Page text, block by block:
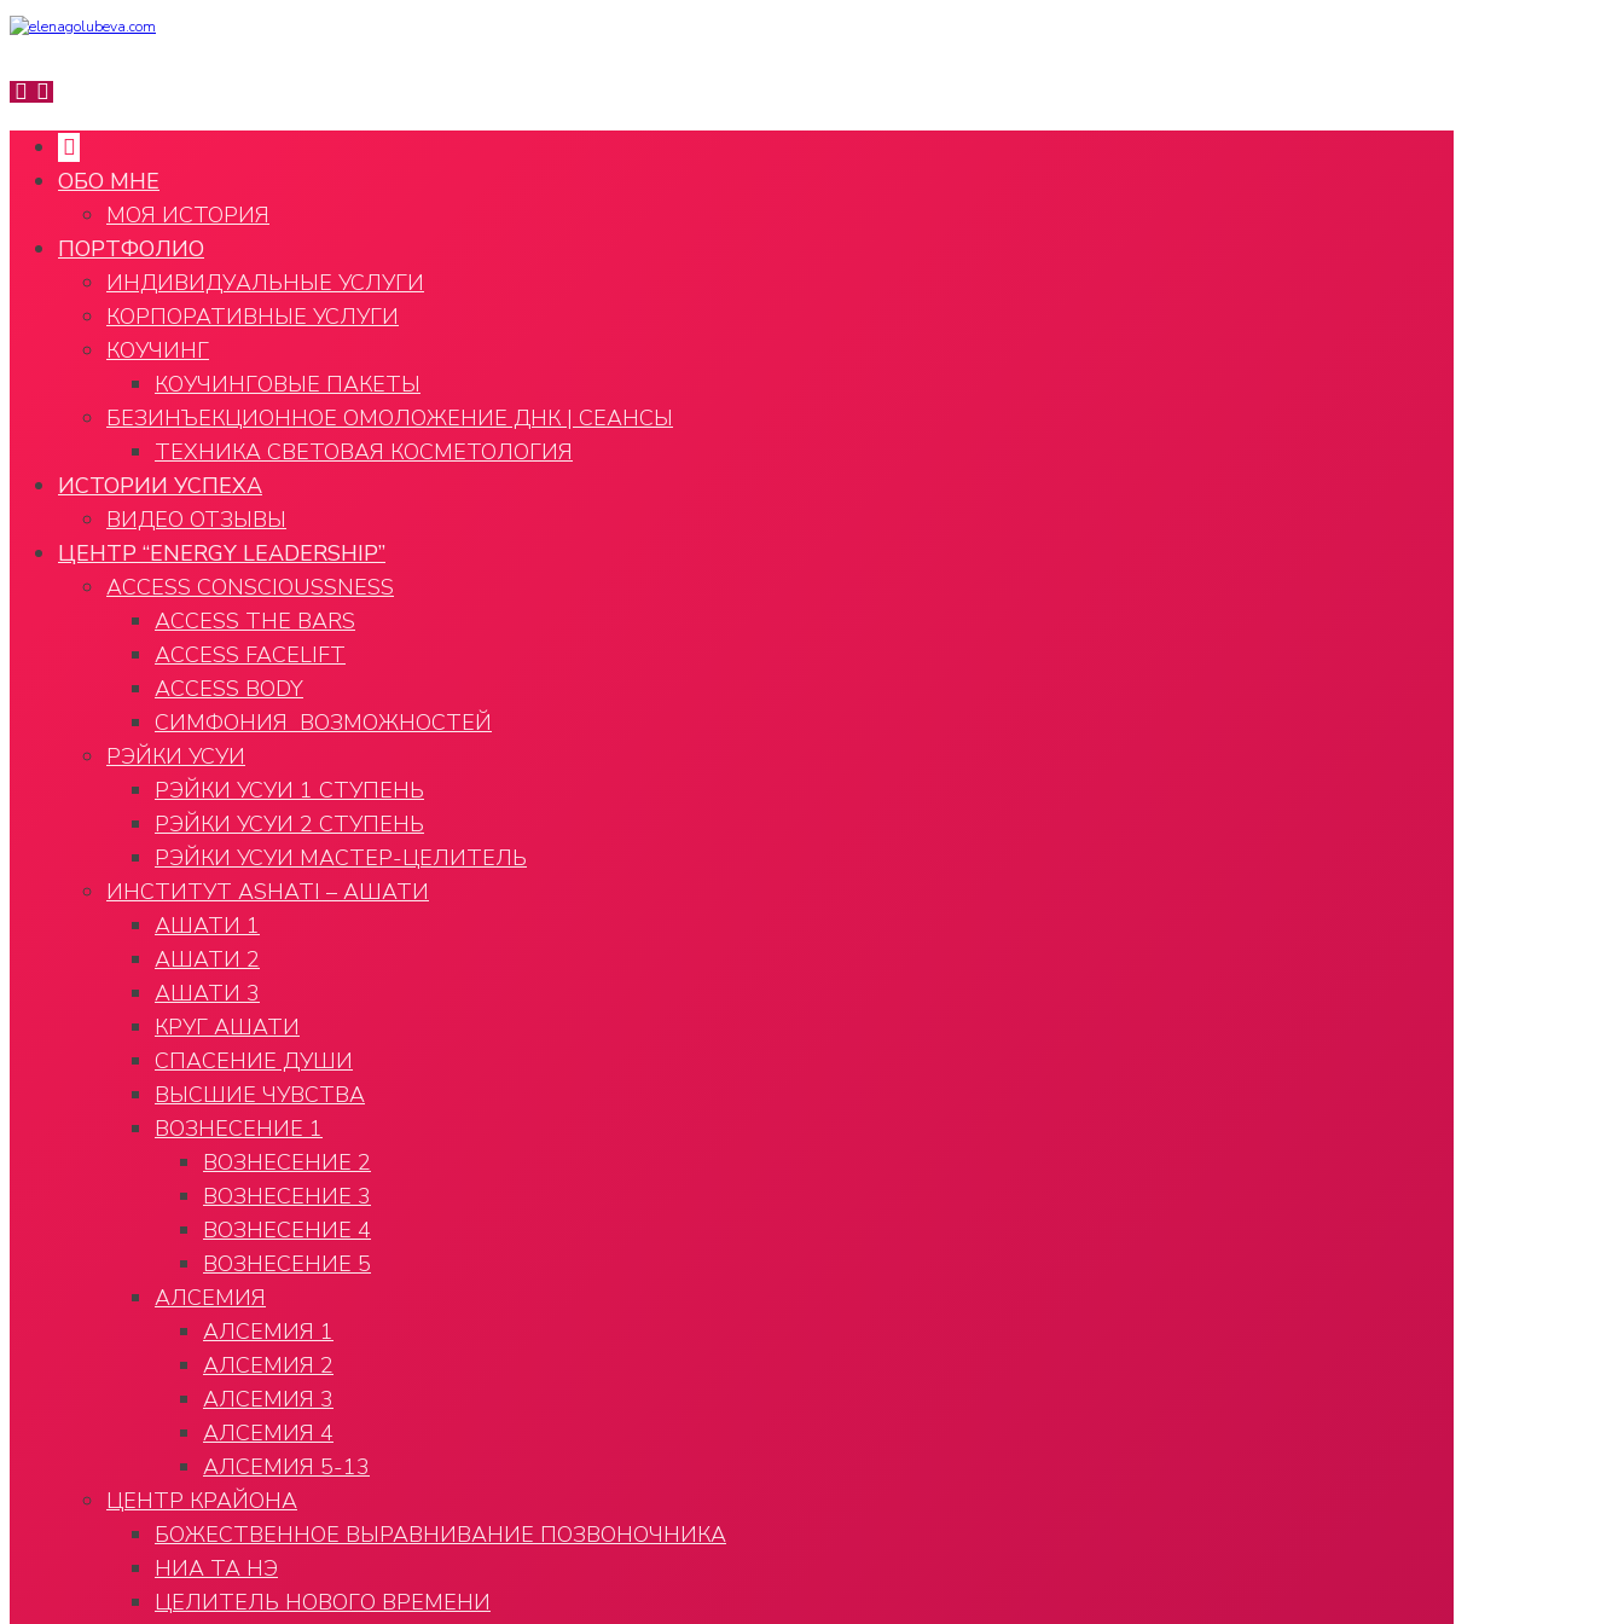
ОБО МНЕ
МОЯ ИСТОРИЯ
ПОРТФОЛИО
ИНДИВИДУАЛЬНЫЕ УСЛУГИ
КОРПОРАТИВНЫЕ УСЛУГИ
КОУЧИНГ
КОУЧИНГОВЫЕ ПАКЕТЫ
БЕЗИНЪЕКЦИОННОЕ ОМОЛОЖЕНИЕ ДНК | СЕАНСЫ
ТЕХНИКА СВЕТОВАЯ КОСМЕТОЛОГИЯ
ИСТОРИИ УСПЕХА
ВИДЕО ОТЗЫВЫ
ЦЕНТР “ENERGY LEADERSHIP”
ACCESS CONSCIOUSSNESS
ACCESS THE BARS
ACCESS FACELIFT
ACCESS BODY
CИМФОНИЯ ВОЗМОЖНОСТЕЙ
РЭЙКИ УСУИ
РЭЙКИ УСУИ 1 СТУПЕНЬ
РЭЙКИ УСУИ 2 СТУПЕНЬ
РЭЙКИ УСУИ МАСТЕР-ЦЕЛИТЕЛЬ
ИНСТИТУТ ASHATI – АШАТИ
АШАТИ 1
АШАТИ 2
АШАТИ 3
КРУГ АШАТИ
СПАСЕНИЕ ДУШИ
ВЫСШИЕ ЧУВСТВА
ВОЗНЕСЕНИЕ 1
ВОЗНЕСЕНИЕ 2
ВОЗНЕСЕНИЕ 3
ВОЗНЕСЕНИЕ 4
ВОЗНЕСЕНИЕ 5
АЛСЕМИЯ
АЛСЕМИЯ 1
АЛСЕМИЯ 2
АЛСЕМИЯ 3
АЛСЕМИЯ 4
АЛСЕМИЯ 5-13
ЦЕНТР КРАЙОНА
БОЖЕСТВЕННОЕ ВЫРАВНИВАНИЕ ПОЗВОНОЧНИКА
НИА ТА НЭ
ЦЕЛИТЕЛЬ НОВОГО ВРЕМЕНИ